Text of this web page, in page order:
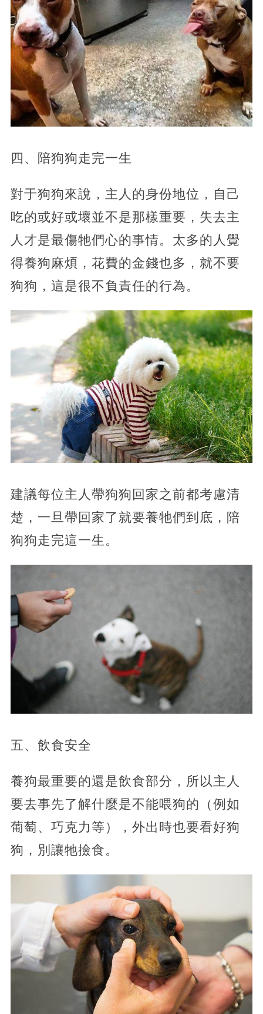
四、陪狗狗走完一生
對于狗狗來說，主人的身份地位，自己
吃的或好或壞並不是那樣重要，失去主
人才是最傷牠們心的事情。太多的人覺
得養狗麻煩，花費的金錢也多，就不要
狗狗，這是很不負責任的行為。
建議每位主人帶狗狗回家之前都考慮清
楚，一旦帶回家了就要養牠們到底，陪
狗狗走完這一生。
五、飲食安全
養狗最重要的還是飲食部分，所以主人
要去事先了解什麼是不能喂狗的（例如
葡萄、巧克力等），外出時也要看好狗
狗，別讓牠撿食。